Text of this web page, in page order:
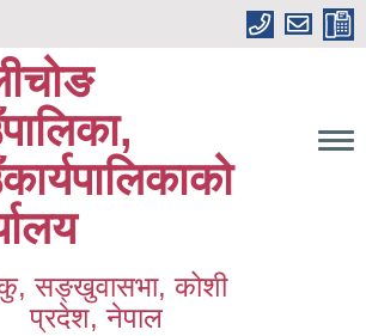
सङ्‍खुवासभा, कोशी
प्रदेश, नेपाल